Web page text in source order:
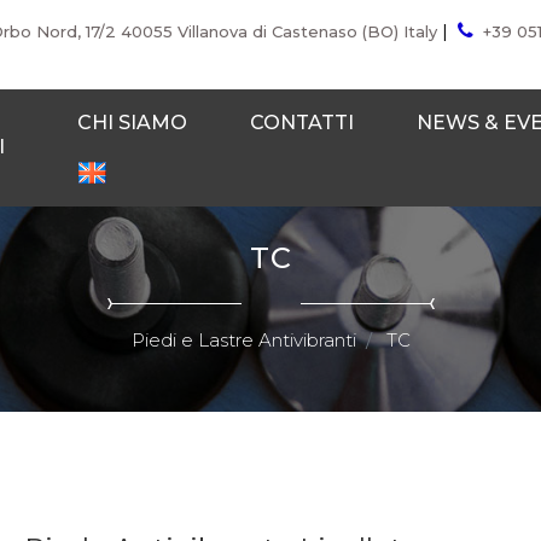
Nord, 17/2 40055 Villanova di Castenaso (BO) Italy | +39
CHI SIAMO CONTATTI NEWS &
TC
Piedi e Lastre Antivibranti TC